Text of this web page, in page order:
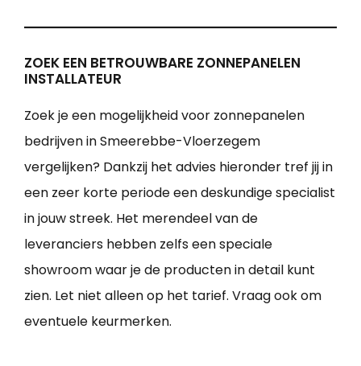
ZOEK EEN BETROUWBARE ZONNEPANELEN
INSTALLATEUR
Zoek je een mogelijkheid voor zonnepanelen
bedrijven in Smeerebbe-Vloerzegem
vergelijken? Dankzij het advies hieronder tref jij in
een zeer korte periode een deskundige specialist
in jouw streek. Het merendeel van de
leveranciers hebben zelfs een speciale
showroom waar je de producten in detail kunt
zien. Let niet alleen op het tarief. Vraag ook om
eventuele keurmerken.